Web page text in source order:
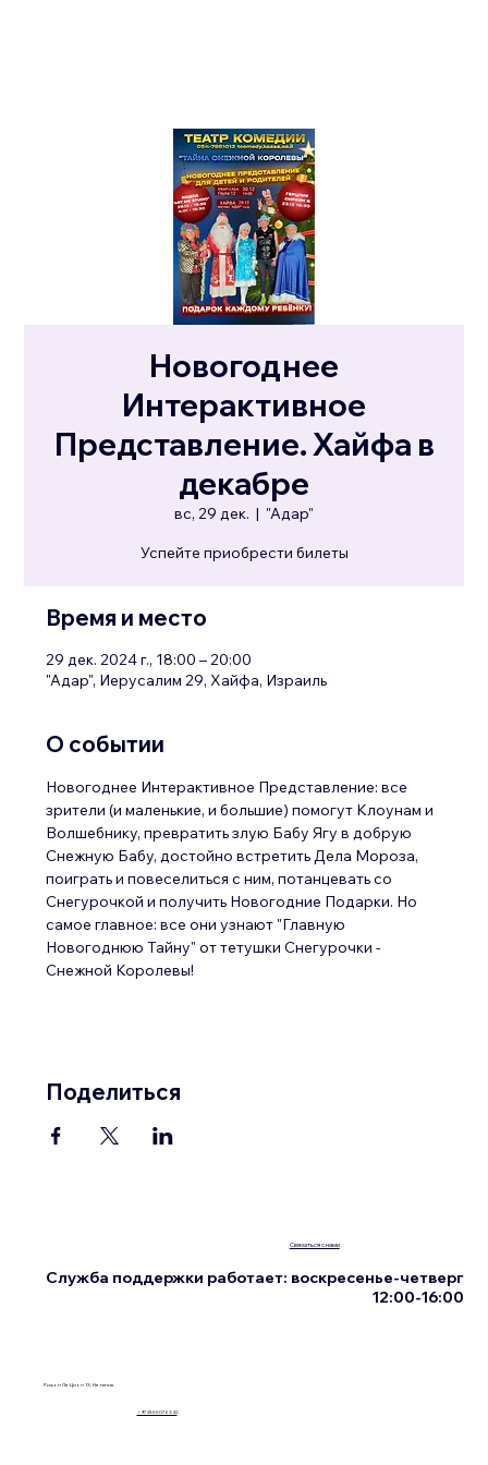
Новогоднее
Интерактивное
Представление. Хайфа в
декабре
вс, 29 дек.
  |
"Адар"
Успейте приобрести билеты
Время и место
29 дек. 2024 г., 18:00 – 20:00
"Адар", Иерусалим 29, Хайфа, Израиль
О событии
Новогоднее Интерактивное Представление: все
зрители (и маленькие, и большие) помогут Клоунам и
Волшебнику, превратить злую Бабу Ягу в добрую
Снежную Бабу, достойно встретить Дела Мороза,
поиграть и повеселиться с ним, потанцевать со
Снегурочкой и получить Новогодние Подарки. Но
самое главное: все они узнают "Главную
Новогоднюю Тайну" от тетушки Снегурочки -
Снежной Королевы!
Поделиться
Ришон Ле-Цион 13, Нетания
+972555076342
Связаться с нами
Служба поддержки работает: воскресенье-четверг
12:00-16:00